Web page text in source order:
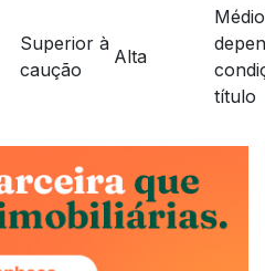
Superior à
caução
Alta
título